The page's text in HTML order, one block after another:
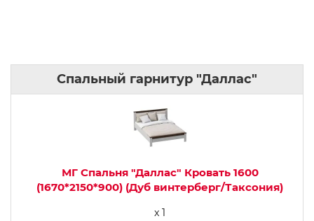
Спальный гарнитур "Даллас"
МГ Спальня "Даллас" Кровать 1600
(1670*2150*900) (Дуб винтерберг/Таксония)
x 1